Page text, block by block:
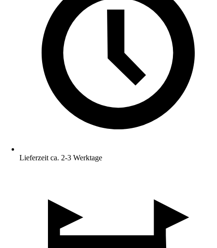
Lieferzeit ca. 2-3 Werktage